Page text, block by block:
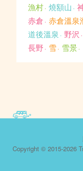
漁村 燒額山
赤倉 赤倉溫泉
道後溫泉
野沢
長野 雪 雪景
Copyright © 2015-2026